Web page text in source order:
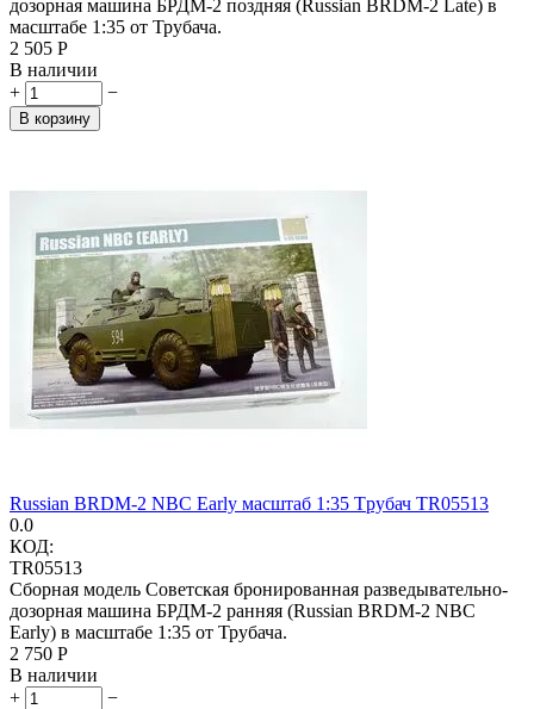
дозорная машина БРДМ-2 поздняя (Russian BRDM-2 Late) в
масштабе 1:35 от Трубача.
2 505 Р
В наличии
+
−
В корзину
Russian BRDM-2 NBC Early масштаб 1:35 Tрубач TR05513
0.0
КОД:
TR05513
Сборная модель Советская бронированная разведывательно-
дозорная машина БРДМ-2 ранняя (Russian BRDM-2 NBC
Early) в масштабе 1:35 от Трубача.
2 750 Р
В наличии
+
−